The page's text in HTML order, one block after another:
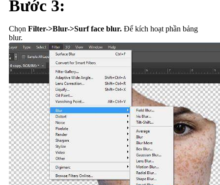
Bước 3:
Chọn Filter->Blur->Surf face blur. Để kích hoạt phần bảng
blur.